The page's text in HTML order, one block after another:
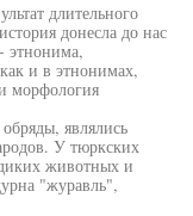
длительного
донесла до нас
этнонима,
и в этнонимах,
морфология
являлись
У тюркских
животных и
"журавль",